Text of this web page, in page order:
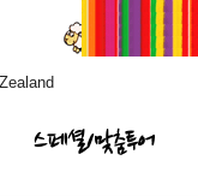
스페셜/맞춤투어